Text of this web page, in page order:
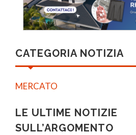
CATEGORIA NOTIZIA
MERCATO
LE ULTIME NOTIZIE
SULL’ARGOMENTO